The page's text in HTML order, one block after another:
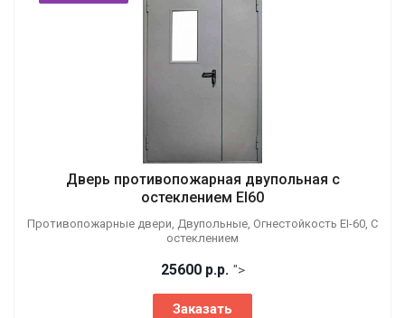
Дверь противопожарная двупольная с
остеклением EI60
Противопожарные двери, Двупольные, Огнестойкость EI-60, С
остеклением
25600 р.р. ">
Заказать